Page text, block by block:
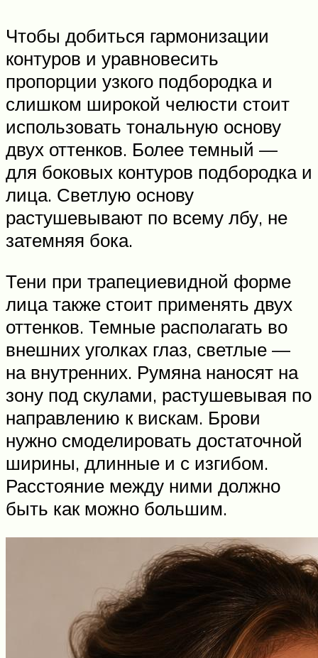
Чтобы добиться гармонизации
контуров и уравновесить
пропорции узкого подбородка и
слишком широкой челюсти стоит
использовать тональную основу
двух оттенков. Более темный —
для боковых контуров подбородка и
лица. Светлую основу
растушевывают по всему лбу, не
затемняя бока.
Тени при трапециевидной форме
лица также стоит применять двух
оттенков. Темные располагать во
внешних уголках глаз, светлые —
на внутренних. Румяна наносят на
зону под скулами, растушевывая по
направлению к вискам. Брови
нужно смоделировать достаточной
ширины, длинные и с изгибом.
Расстояние между ними должно
быть как можно большим.